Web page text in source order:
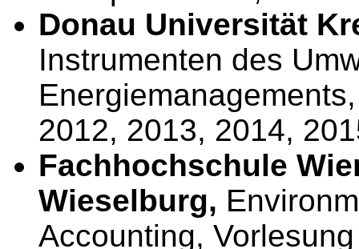
Donau Universität
Instrumenten des
2012, 2013, 2014,
Fachhochschule
Wieselburg,
Accounting,